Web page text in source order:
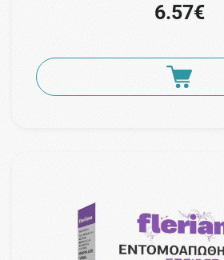
6.57€